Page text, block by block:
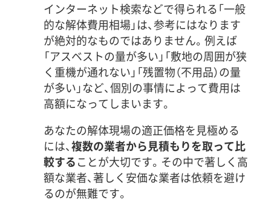
インターネット検索などで得られる「一般
的な解体費用相場」は、参考にはなります
が絶対的なものではありません。例えば
「アスベストの量が多い」「敷地の周囲が狭
く重機が通れない」「残置物（不用品）の量
が多い」など、個別の事情によって費用は
高額になってしまいます。
あなたの解体現場の適正価格を見極める
には、複数の業者から見積もりを取って比
較することが大切です。その中で著しく高
額な業者、著しく安価な業者は依頼を避け
るのが無難です。